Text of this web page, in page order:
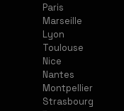
Paris
Marseille
Lyon
Toulouse
Nice
Nantes
Montpellier
Strasbourg